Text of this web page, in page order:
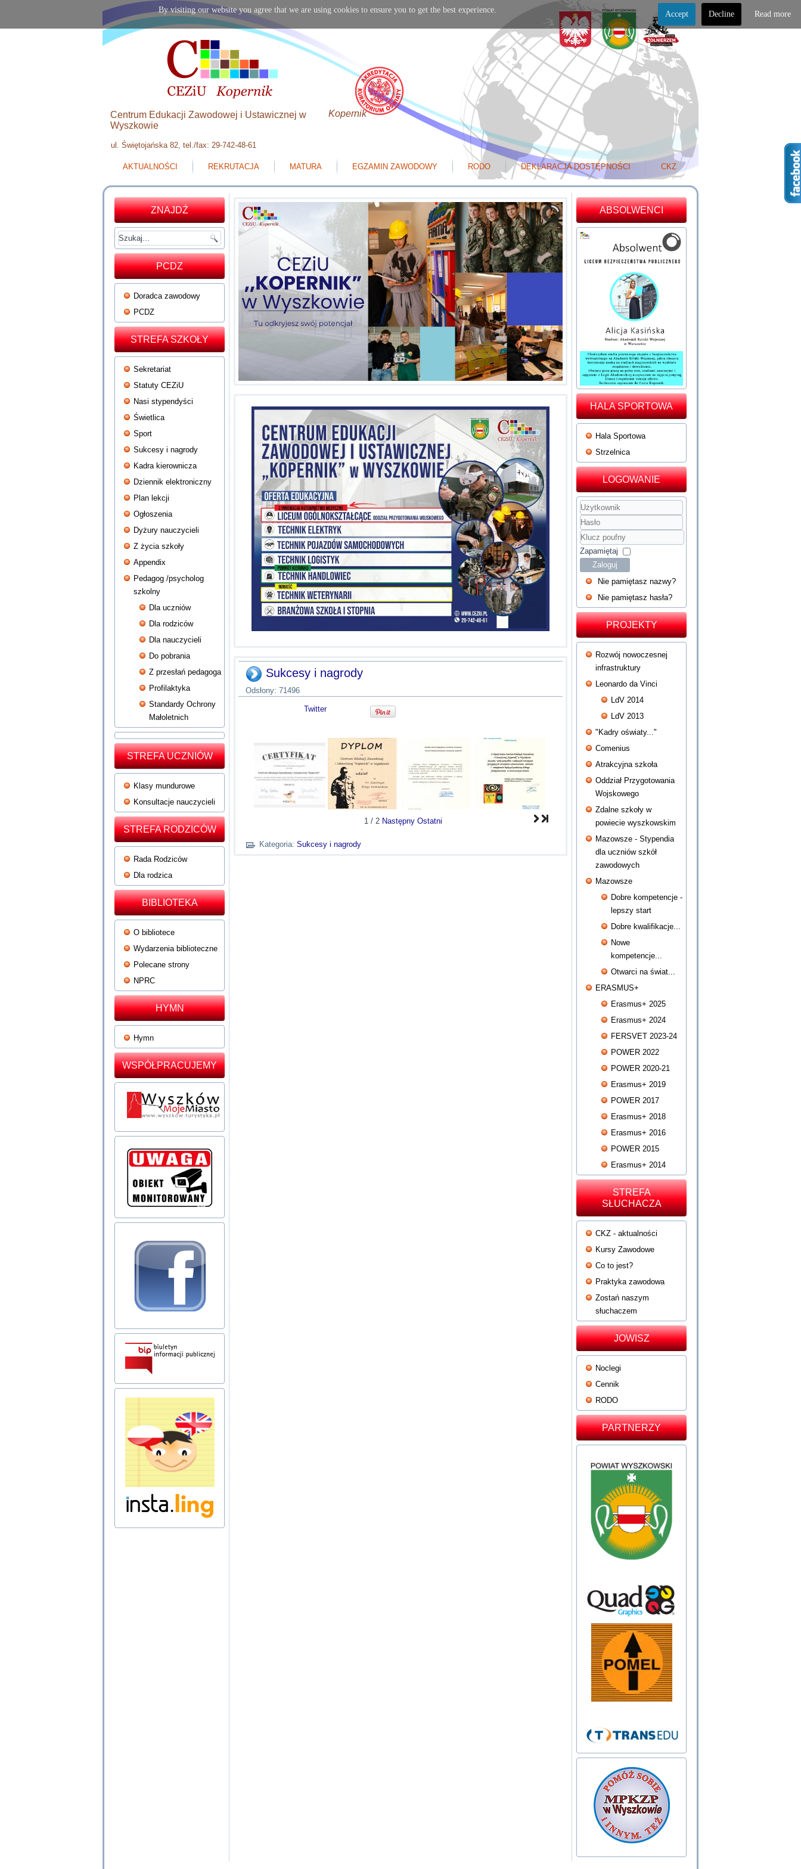
ul. Świętojańska 82, tel./fax: 29-742-48-61
Centrum Edukacji Zawodowej i Ustawicznej w
Wyszkowie
Kopernik
AKTUALNOŚCI REKRUTACJA MATURA EGZAMIN ZAWODOWY RODO DEKLARACJA DOSTĘPNOŚCI CKZ
ZNAJDŹ
PCDZ
Doradca zawodowy
PCDZ
STREFA SZKOŁY
Sekretariat
Statuty CEZiU
Nasi stypendyści
Świetlica
Sport
Sukcesy i nagrody
Kadra kierownicza
Dziennik elektroniczny
Plan lekcji
Ogłoszenia
Dyżury nauczycieli
Z życia szkoły
Appendix
Pedagog /psycholog
szkolny
Dla uczniów
Dla rodziców
Dla nauczycieli
Do pobrania
Z przesłań pedagoga
Profilaktyka
Standardy Ochrony
Małoletnich
STREFA UCZNIÓW
Klasy mundurowe
Konsultacje nauczycieli
STREFA RODZICÓW
Rada Rodziców
Dla rodzica
BIBLIOTEKA
O bibliotece
Wydarzenia biblioteczne
Polecane strony
NPRC
HYMN
Hymn
WSPÓŁPRACUJEMY
Sukcesy i nagrody
Odsłony: 71496
Twitter
1/ 2 Następny Ostatni
Kategoria: Sukcesy i nagrody
ABSOLWENCI
HALA SPORTOWA
Hala Sportowa
Strzelnica
LOGOWANIE
Użytkownik
Hasło
Klucz
poufny
Zapamiętaj
Zaloguj
Nie pamiętasz nazwy?
Nie pamiętasz hasła?
PROJEKTY
Rozwój nowoczesnej
infrastruktury
Leonardo da Vinci
LdV 2014
LdV 2013
"Kadry oświaty..."
Comenius
Atrakcyjna szkoła
Oddział Przygotowania
Wojskowego
Zdalne szkoły w
powiecie wyszkowskim
Mazowsze - Stypendia
dla uczniów szkół
zawodowych
Mazowsze
Dobre kompetencje -
lepszy start
Dobre kwalifikacje...
Nowe
kompetencje...
Otwarci na świat...
ERASMUS+
Erasmus+ 2025
Erasmus+ 2024
FERSVET 2023-24
POWER 2022
POWER 2020-21
Erasmus+ 2019
POWER 2017
Erasmus+ 2018
Erasmus+ 2016
POWER 2015
Erasmus+ 2014
STREFA
SŁUCHACZA
CKZ - aktualności
Kursy Zawodowe
Co to jest?
Praktyka zawodowa
Zostań naszym
słuchaczem
JOWISZ
Noclegi
Cennik
RODO
PARTNERZY
By visiting our website you agree that we are using cookies to ensure you to get the best experience. Accept Decline Read more